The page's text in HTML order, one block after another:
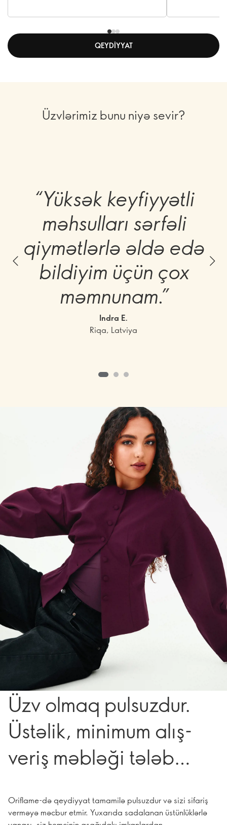
QEYDIYYAT
Üzvlərimiz bunu niyə sevir?
“Yüksək keyfiyyətli
məhsulları sərfəli
qiymətlərlə əldə edə
bildiyim üçün çox
məmnunam.”
Indra E.
Riqa, Latviya
Üzv olmaq pulsuzdur.
Üstəlik, minimum alış-
veriş məbləği tələb
Oriflame-də qeydiyyat tamamilə pulsuzdur və sizi sifariş
verməyə məcbur etmir. Yuxarıda sadalanan üstünlüklərlə